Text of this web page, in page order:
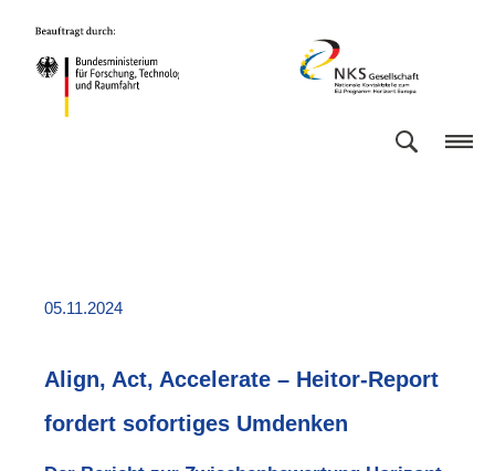
Inhalt
(Eingabetaste)
Hauptmenu
(Eingabetaste)
Suche
(Eingabetaste)
Fußleiste
Bundesministerium
Forschung,
Gesellschaft
05.11.2024
Align, Act, Accelerate – Heitor-Report
fordert sofortiges Umdenken